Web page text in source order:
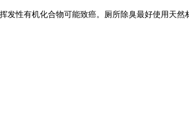
性有机化合物可能致癌。厕所除臭最好使用天然